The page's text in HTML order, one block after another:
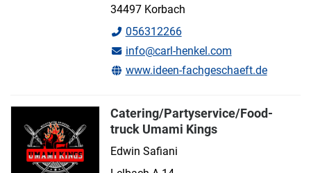
34497 Korbach
056312266
info@carl-henkel.com
www.ideen-fachgeschaeft.de
Catering/Partyservice/Food-
truck Umami Kings
Edwin Safiani